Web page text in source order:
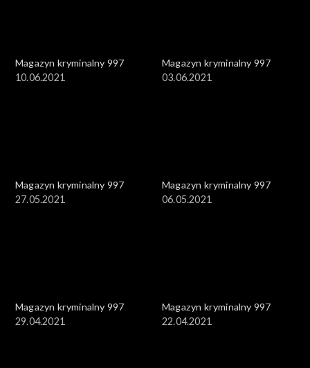
Magazyn kryminalny 997
10.06.2021
Magazyn kryminalny 997
03.06.2021
Magazyn kryminalny 997
27.05.2021
Magazyn kryminalny 997
06.05.2021
Magazyn kryminalny 997
29.04.2021
Magazyn kryminalny 997
22.04.2021